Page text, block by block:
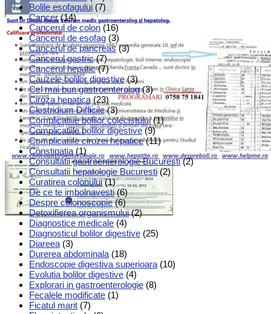
Bolile esofagului (7)
Cancer(14)
Cancerul de colon (16)
Cancerul de esofag (3)
Cancerul de pancreas(3)
Cancerul gastric(7)
Cancerul hepatic(7)
Cauzele bolilor digestive(3)
Cel mai bun gastroenterolog(3)
Ciroza hepatica (23)
Clostridium Difficile(3)
Complicatiile bolilor colecistului(1)
Complicatiile bolilor digestive(9)
Complicatiile cirozei hepatice(11)
Constipatia (1)
Consultatii gastroenterologie Bucuresti(2)
Consultatii hepatologie Bucuresti (2)
Curatirea colonului(1)
De ce te imbolnavesti(6)
Despre colonoscopie(6)
Detoxifierea organismului(2)
Diagnostice medicale (4)
Diagnosticul bolilor digestive (25)
Diareea (3)
Durerea abdominala (18)
Endoscopie digestiva superioara (10)
Evolutia bolilor digestive (4)
Explorari in gastroenterologie (8)
Fecalele modificate (1)
Ficatul marit (7)